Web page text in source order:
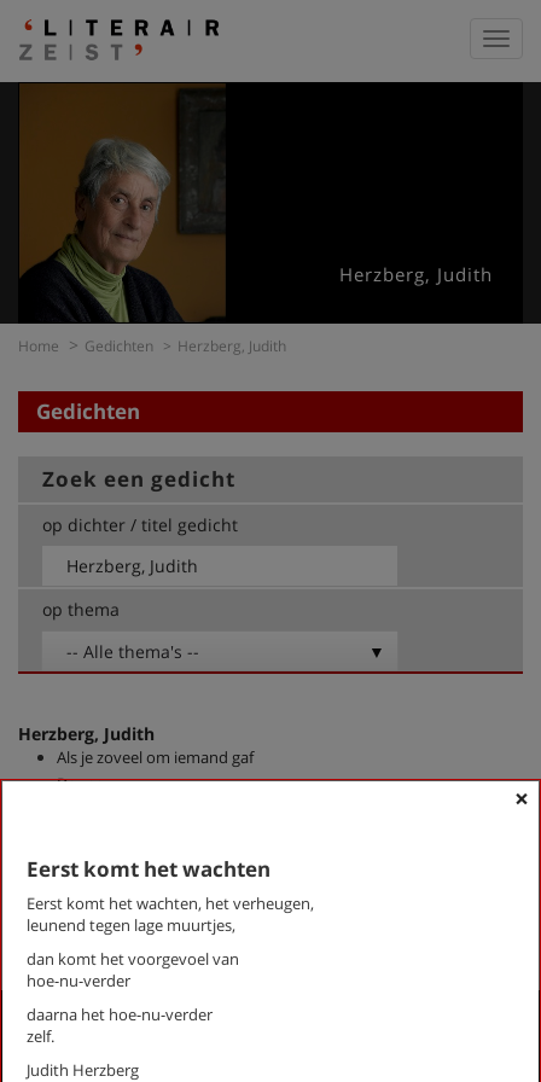
Herzberg, Judith
Home Gedichten Herzberg, Judith
Gedichten
Zoek een gedicht
op dichter / titel gedicht
op thema
-- Alle thema's --
Herzberg, Judith
Als je zoveel om iemand gaf
De zee
Ziekenbezoek
«First‹Previous
1 ›Next»Last
×
Eerst komt het wachten
Eerst komt het wachten, het verheugen,
leunend tegen lage muurtjes,
dan komt het voorgevoel van
hoe-nu-verder
daarna het hoe-nu-verder
zelf.
Judith Herzberg
Activiteiten
Lezingen door en over schrijvers